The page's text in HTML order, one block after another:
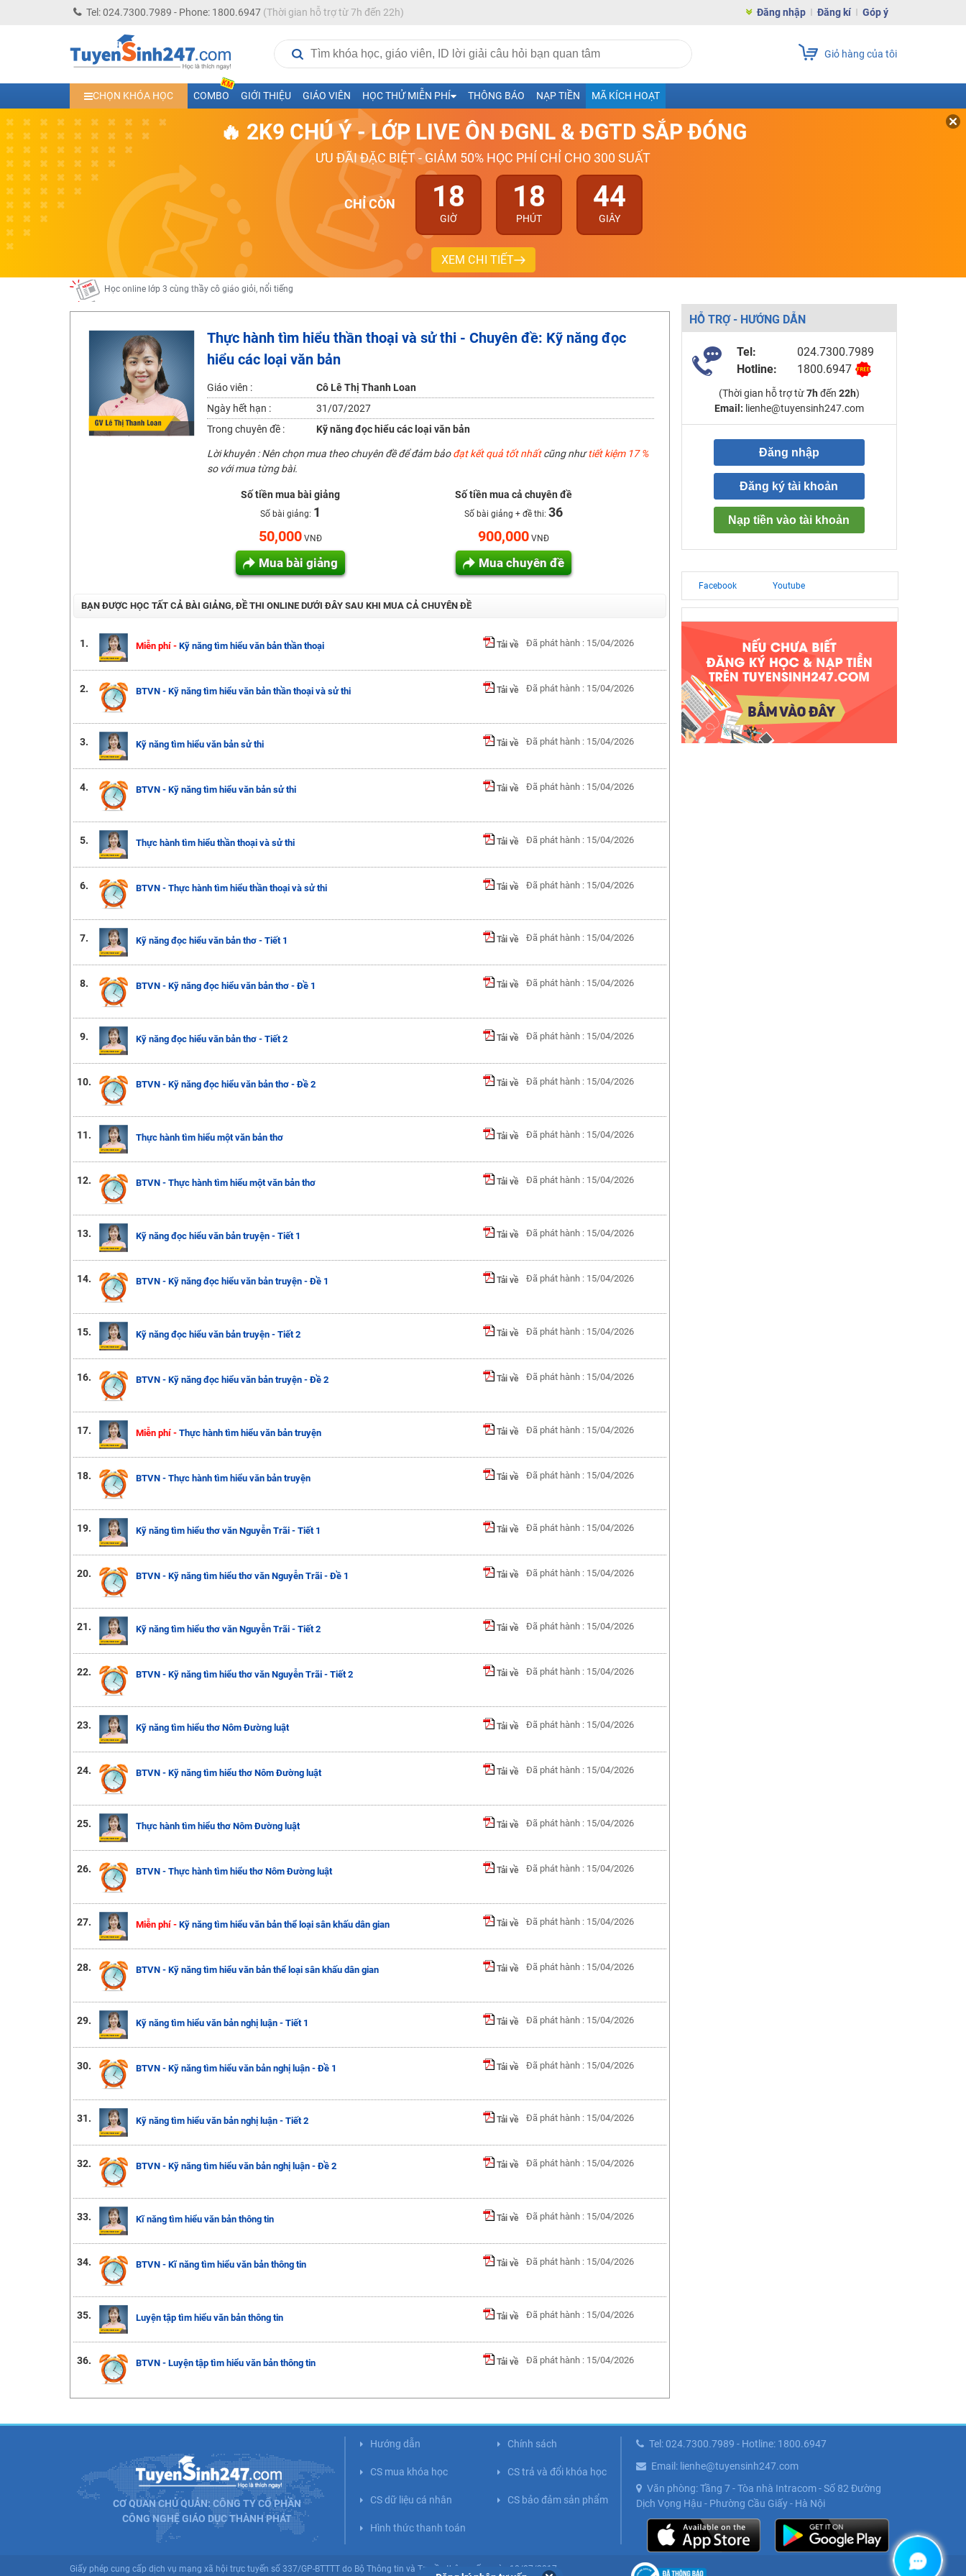
Tel: 024.7300.7989 - Phone: 1800.6947(Thời gian hỗ trợ từ 7h đến 22h) Đăng nhập Đăng kí Góp ý
Giỏ hàng của tôi
CHỌN KHÓA HỌC COMBO GIỚI THIỆU GIÁO VIÊN HỌC THỬ MIỄN PHÍ THÔNG BÁO NẠP TIỀN MÃ KÍCH HOẠT
🔥 2K9 CHÚ Ý - LỚP LIVE ÔN ĐGNL & ĐGTD SẮP ĐÓNG
ƯU ĐÃI ĐẶC BIỆT - GIẢM 50% HỌC PHÍ CHỈ CHO 300 SUẤT
CHỈ CÒN 18
GIỜ
18
PHÚT
43
GIÂY
XEM CHI TIẾT
Học trực tuyến lớp 10 các môn Toán - Lý - Hóa - Văn - Anh- Sinh-Sử-Địa cùng Thầy Cô giỏi, nổi tiếng
Học trực tuyến lớp 11 đủ môn cùng Thầy Cô giỏi, nổi tiếng
Học online lớp 5 cùng thầy cô giáo giỏi, nổi tiếng
Học online lớp 6 cùng thầy cô giỏi, nổi tiếng
Học online lớp 8 cùng thầy cô giáo giỏi
2K13! Bứt Phá Lớp 5 Năm Học 2023 - 2024
Học online lớp 4 cùng thầy cô giáo giỏi, nổi tiếng
Học online lớp 3 cùng thầy cô giáo giỏi, nổi tiếng
Học online lớp 2 với thầy cô giáo giỏi, nổi tiếng
2K6! Lộ Trình Sun 2024 - Ba bước luyện thi TN THPT - ĐH ít nhất 25 điểm
Hot! Lễ hội đồng giá 449K - 499K toàn bộ khoá học tại Tuyensinh247 (Từ 16-18/07/2025)
Khuyến Mãi Khoá Học 1K Chỉ Từ 11-13/09/2024
Đồng giá khóa học 499K - 399K (13/11-15/11)
Khai giảng các khóa lớp 9 Toán - Lý - Hóa - Văn - Anh năm 2018
Khai giảng khóa Ngữ văn 7 - xây nền vững chắc cho tương lai!
Luyện thi vào lớp 10 môn Toán, Văn, Hóa, Anh, Lý với giáo viên giỏi và nổi tiếng
Thực hành tìm hiểu thần thoại và sử thi - Chuyên đề: Kỹ năng đọc
hiểu các loại văn bản
Giáo viên :
Cô Lê Thị Thanh Loan
Ngày hết hạn :
31/07/2027
Trong chuyên đề :
Kỹ năng đọc hiểu các loại văn bản
Lời khuyên : Nên chọn mua theo chuyên đề để đảm bảođạt kết quả tốt nhấtcũng nhưtiết kiệm 17 %
so với mua từng bài.
Số tiền mua bài giảng
Số bài giảng: 1
50,000VNĐ
Mua bài giảng
Số tiền mua cả chuyên đề
Số bài giảng + đề thi: 36
900,000 VNĐ
Mua chuyên đề
BẠN ĐƯỢC HỌC TẤT CẢ BÀI GIẢNG, ĐỀ THI ONLINE DƯỚI ĐÂY SAU KHI MUA CẢ CHUYÊN ĐỀ
1. Miễn phí - Kỹ năng tìm hiểu văn bản thần thoại Tải về Đã phát hành : 15/04/2026
2. BTVN - Kỹ năng tìm hiểu văn bản thần thoại và sử thi Tải về Đã phát hành : 15/04/2026
3. Kỹ năng tìm hiểu văn bản sử thi Tải về Đã phát hành : 15/04/2026
4. BTVN - Kỹ năng tìm hiểu văn bản sử thi Tải về Đã phát hành : 15/04/2026
5. Thực hành tìm hiểu thần thoại và sử thi Tải về Đã phát hành : 15/04/2026
6. BTVN - Thực hành tìm hiểu thần thoại và sử thi Tải về Đã phát hành : 15/04/2026
7. Kỹ năng đọc hiểu văn bản thơ - Tiết 1 Tải về Đã phát hành : 15/04/2026
8. BTVN - Kỹ năng đọc hiểu văn bản thơ - Đề 1 Tải về Đã phát hành : 15/04/2026
9. Kỹ năng đọc hiểu văn bản thơ - Tiết 2 Tải về Đã phát hành : 15/04/2026
10. BTVN - Kỹ năng đọc hiểu văn bản thơ - Đề 2 Tải về Đã phát hành : 15/04/2026
11. Thực hành tìm hiểu một văn bản thơ Tải về Đã phát hành : 15/04/2026
12. BTVN - Thực hành tìm hiểu một văn bản thơ Tải về Đã phát hành : 15/04/2026
13. Kỹ năng đọc hiểu văn bản truyện - Tiết 1 Tải về Đã phát hành : 15/04/2026
14. BTVN - Kỹ năng đọc hiểu văn bản truyện - Đề 1 Tải về Đã phát hành : 15/04/2026
15. Kỹ năng đọc hiểu văn bản truyện - Tiết 2 Tải về Đã phát hành : 15/04/2026
16. BTVN - Kỹ năng đọc hiểu văn bản truyện - Đề 2 Tải về Đã phát hành : 15/04/2026
17. Miễn phí - Thực hành tìm hiểu văn bản truyện Tải về Đã phát hành : 15/04/2026
18. BTVN - Thực hành tìm hiểu văn bản truyện Tải về Đã phát hành : 15/04/2026
19. Kỹ năng tìm hiểu thơ văn Nguyễn Trãi - Tiết 1 Tải về Đã phát hành : 15/04/2026
20. BTVN - Kỹ năng tìm hiểu thơ văn Nguyễn Trãi - Đề 1 Tải về Đã phát hành : 15/04/2026
21. Kỹ năng tìm hiểu thơ văn Nguyễn Trãi - Tiết 2 Tải về Đã phát hành : 15/04/2026
22. BTVN - Kỹ năng tìm hiểu thơ văn Nguyễn Trãi - Tiết 2 Tải về Đã phát hành : 15/04/2026
23. Kỹ năng tìm hiểu thơ Nôm Đường luật Tải về Đã phát hành : 15/04/2026
24. BTVN - Kỹ năng tìm hiểu thơ Nôm Đường luật Tải về Đã phát hành : 15/04/2026
25. Thực hành tìm hiểu thơ Nôm Đường luật Tải về Đã phát hành : 15/04/2026
26. BTVN - Thực hành tìm hiểu thơ Nôm Đường luật Tải về Đã phát hành : 15/04/2026
27. Miễn phí - Kỹ năng tìm hiểu văn bản thể loại sân khấu dân gian Tải về Đã phát hành : 15/04/2026
28. BTVN - Kỹ năng tìm hiểu văn bản thể loại sân khấu dân gian Tải về Đã phát hành : 15/04/2026
29. Kỹ năng tìm hiểu văn bản nghị luận - Tiết 1 Tải về Đã phát hành : 15/04/2026
30. BTVN - Kỹ năng tìm hiểu văn bản nghị luận - Đề 1 Tải về Đã phát hành : 15/04/2026
31. Kỹ năng tìm hiểu văn bản nghị luận - Tiết 2 Tải về Đã phát hành : 15/04/2026
32. BTVN - Kỹ năng tìm hiểu văn bản nghị luận - Đề 2 Tải về Đã phát hành : 15/04/2026
33. Kĩ năng tìm hiểu văn bản thông tin Tải về Đã phát hành : 15/04/2026
34. BTVN - Kĩ năng tìm hiểu văn bản thông tin Tải về Đã phát hành : 15/04/2026
35. Luyện tập tìm hiểu văn bản thông tin Tải về Đã phát hành : 15/04/2026
36. BTVN - Luyện tập tìm hiểu văn bản thông tin Tải về Đã phát hành : 15/04/2026
HỖ TRỢ - HƯỚNG DẪN
Tel:
024.7300.7989
Hotline:
1800.6947
(Thời gian hỗ trợ từ7h đến 22h)
Email: lienhe@tuyensinh247.com
Đăng nhập
Đăng ký tài khoản
Nạp tiền vào tài khoản
Facebook Youtube
CƠ QUAN CHỦ QUẢN: CÔNG TY CỔ PHẦN
CÔNG NGHỆ GIÁO DỤC THÀNH PHÁT
Hướng dẫn Chính sách
CS mua khóa học CS trả và đổi khóa học
CS dữ liệu cá nhân CS bảo đảm sản phẩm
Hình thức thanh toán
Tel: 024.7300.7989 - Hotline: 1800.6947
Email: lienhe@tuyensinh247.com
Văn phòng: Tầng 7 - Tòa nhà Intracom - Số 82 Đường
Dịch Vọng Hậu - Phường Cầu Giấy - Hà Nội
Giấy phép cung cấp dịch vụ mạng xã hội trực tuyến số 337/GP-BTTTT do Bộ Thông tin và Truyền thông cấp ngày 10/07/2017.